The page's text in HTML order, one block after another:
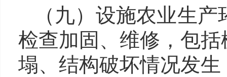
（九）设施农业生产
检查加固、维修，包
塌、结构破坏情况发